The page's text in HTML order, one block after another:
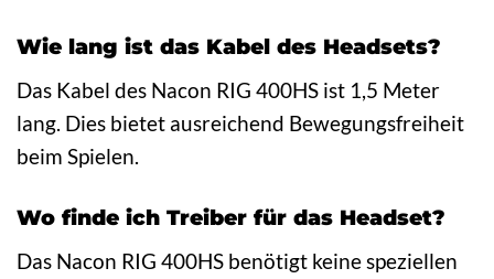
Wie lang ist das Kabel des Headsets?
Das Kabel des Nacon RIG 400HS ist 1,5 Meter
lang. Dies bietet ausreichend Bewegungsfreiheit
beim Spielen.
Wo finde ich Treiber für das Headset?
Das Nacon RIG 400HS benötigt keine speziellen